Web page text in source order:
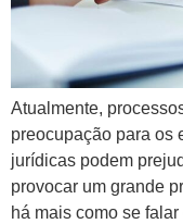
Atualmente,
preocupação para os
jurídicas podem
provocar um grande
há mais como se